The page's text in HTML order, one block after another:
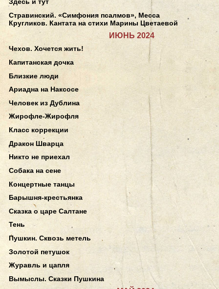
Стравинский. «Симфония псалмов», Месса
Кругликов. Кантата на стихи Марины Цветаевой
ИЮНЬ 2024
Чехов. Хочется жить!
Капитанская дочка
Близкие люди
Ариадна на Наксосе
Человек из Дублина
Жирофле-Жирофля
Класс коррекции
Дракон Шварца
Никто не приехал
Собака на сене
Концертные танцы
Барышня-крестьянка
Сказка о царе Салтане
Тень
Пушкин. Сквозь метель
Золотой петушок
Журавль и цапля
Вымыслы. Сказки Пушкина